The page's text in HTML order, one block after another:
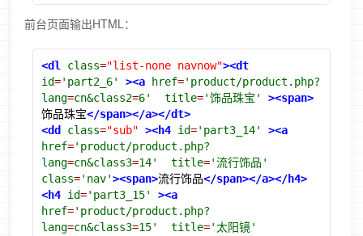
前台页面输出HTML：
<dl class="list-none navnow"><dt
id='part2_6' ><a href='product/product.php?
lang=cn&class2=6' title='饰品珠宝'
><span>
饰品珠宝</span></a></dt>
<dd
class="sub" ><h4 id='part3_14'
><a
href='product/product.php?
lang=cn&class3=14' title='流行饰品'
class='nav'><span>流行饰品</span></a></h4>
<h4 id='part3_15'
><a
href='product/product.php?
lang=cn&class3=15' title='太阳镜'